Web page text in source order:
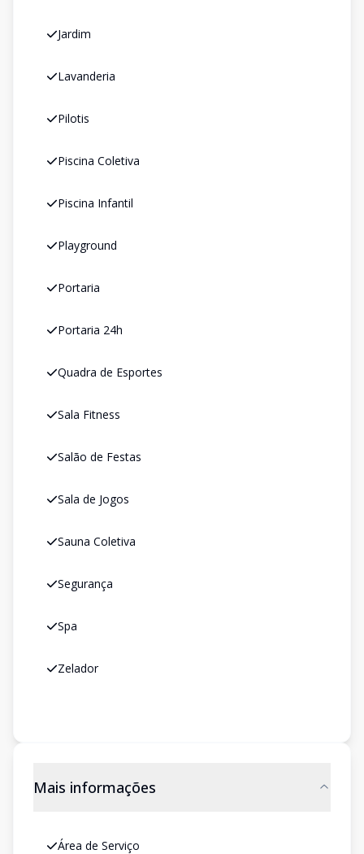
Jardim
Lavanderia
Pilotis
Piscina Coletiva
Piscina Infantil
Playground
Portaria
Portaria 24h
Quadra de Esportes
Sala Fitness
Salão de Festas
Sala de Jogos
Sauna Coletiva
Segurança
Spa
Zelador
Mais informações
Área de Serviço